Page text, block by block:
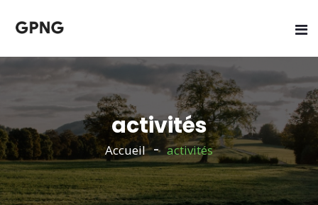
activités
Accueil activités